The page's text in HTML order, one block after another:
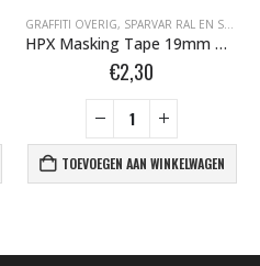
GRAFFITI OVERIG, SPARVAR RAL EN SPECIALE SPRAY
HPX Masking Tape 19mm MA1950
€2,30
TOEVOEGEN AAN WINKELWAGEN